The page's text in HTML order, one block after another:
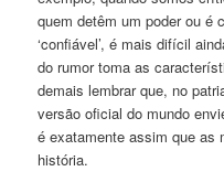
quem detêm um poder ou é
‘confiável’, é mais difícil
do rumor toma as
demais lembrar que, no
versão oficial do mundo
é exatamente assim que as
história.